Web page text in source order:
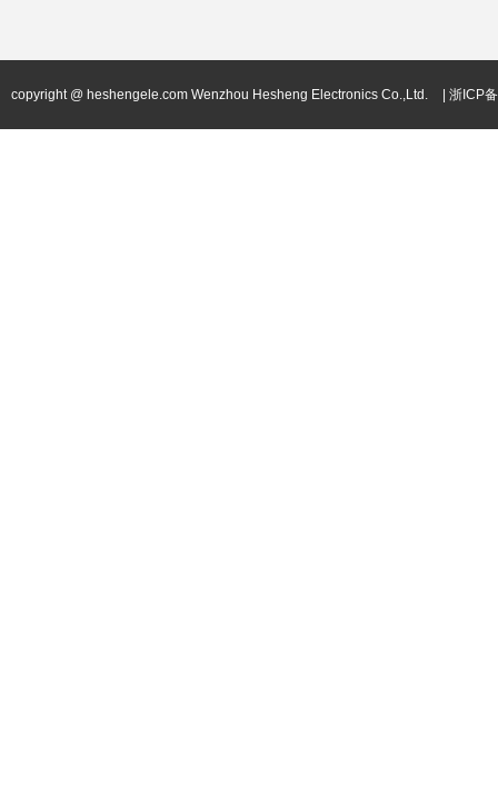
copyright @ heshengele.com Wenzhou Hesheng Electronics Co.,Ltd. | 浙ICP